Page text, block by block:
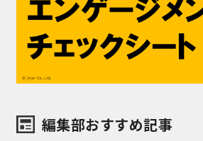
編集部おすすめ記事